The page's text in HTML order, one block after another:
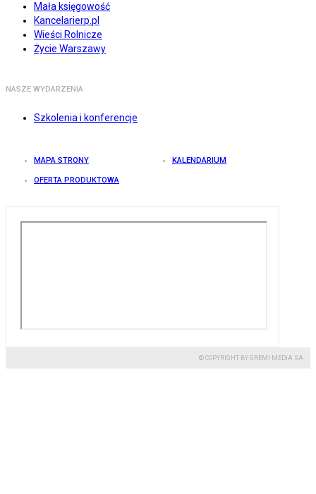
Mała księgowość
Kancelarierp.pl
Wieści Rolnicze
Życie Warszawy
NASZE WYDARZENIA
Szkolenia i konferencje
MAPA STRONY KALENDARIUM
OFERTA PRODUKTOWA
© COPYRIGHT BY GREMI MEDIA SA